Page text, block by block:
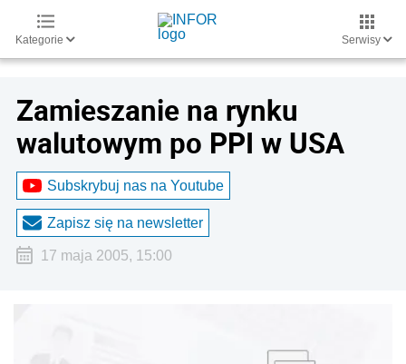
Kategorie Serwisy
Zamieszanie na rynku
walutowym po PPI w USA
Subskrybuj nas na Youtube
Zapisz się na newsletter
17 maja 2005, 15:00